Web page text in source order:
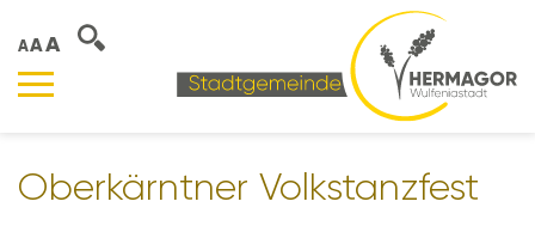
AAA
Ober­kärntner Volks­tanz­fest